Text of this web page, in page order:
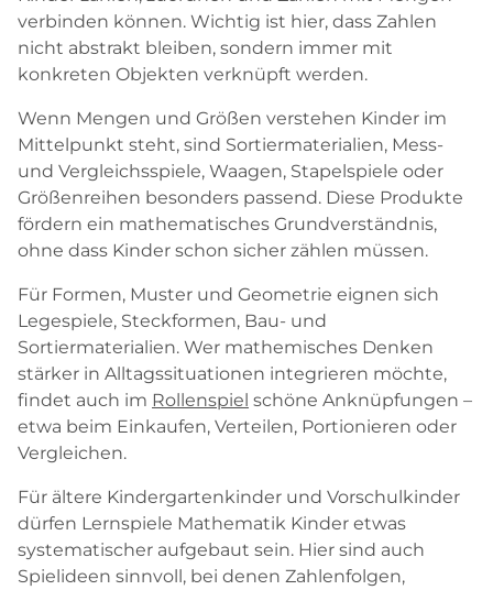
verbinden können. Wichtig ist hier, dass Zahlen
nicht abstrakt bleiben, sondern immer mit
konkreten Objekten verknüpft werden.
Wenn Mengen und Größen verstehen Kinder im
Mittelpunkt steht, sind Sortiermaterialien, Mess-
und Vergleichsspiele, Waagen, Stapelspiele oder
Größenreihen besonders passend. Diese Produkte
fördern ein mathematisches Grundverständnis,
ohne dass Kinder schon sicher zählen müssen.
Für Formen, Muster und Geometrie eignen sich
Legespiele, Steckformen, Bau- und
Sortiermaterialien. Wer mathemisches Denken
stärker in Alltagssituationen integrieren möchte,
findet auch im Rollenspiel schöne Anknüpfungen –
etwa beim Einkaufen, Verteilen, Portionieren oder
Vergleichen.
Für ältere Kindergartenkinder und Vorschulkinder
dürfen Lernspiele Mathematik Kinder etwas
systematischer aufgebaut sein. Hier sind auch
Spielideen sinnvoll, bei denen Zahlenfolgen,